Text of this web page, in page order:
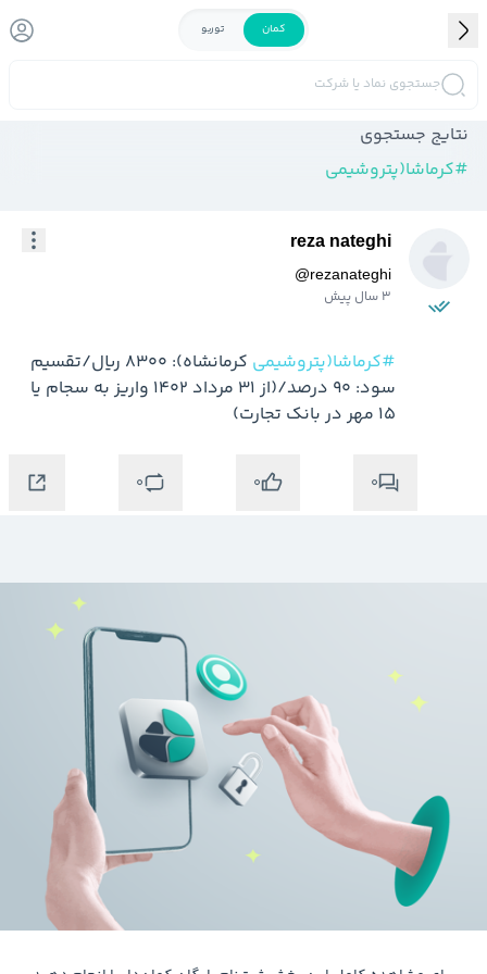
کمان توربو
جستجوی نماد یا شرکت
نتایج جستجوی
#کرماشا(پتروشیمی
reza nateghi
@rezanateghi
3 سال پیش
#کرماشا(پتروشیمی
15 مهر در بانک تجارت)
0
0
0